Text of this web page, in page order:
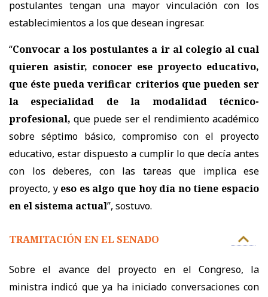
postulantes tengan una mayor vinculación con los
establecimientos a los que desean ingresar.
“Convocar a los postulantes a ir al colegio al cual
quieren asistir, conocer ese proyecto educativo,
que éste pueda verificar criterios que pueden ser
la especialidad de la modalidad técnico-
profesional,que puede ser el rendimiento académico
sobre séptimo básico, compromiso con el proyecto
educativo, estar dispuesto a cumplir lo que decía antes
con los deberes, con las tareas que implica ese
proyecto, yeso es algo que hoy día no tiene espacio
en el sistema actual”, sostuvo.
TRAMITACIÓN EN EL SENADO
Sobre el avance del proyecto en el Congreso, la
ministra indicó que ya ha iniciado conversaciones con